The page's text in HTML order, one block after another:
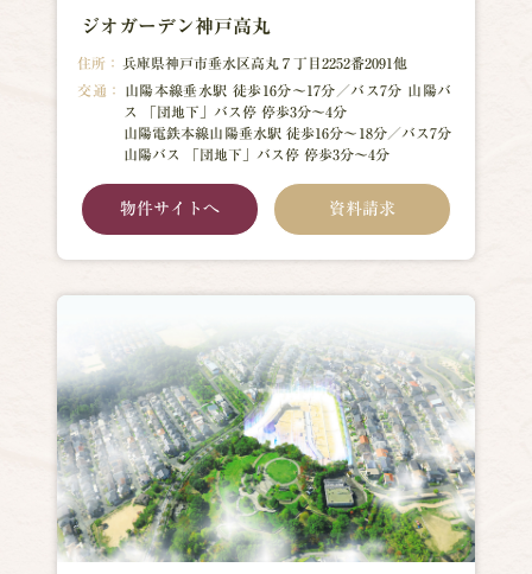
ジオガーデン神戸高丸
住所：
兵庫県神戸市垂水区高丸７丁目2252番2091他
交通：
山陽本線垂水駅 徒歩16分～17分／バス7分 山陽バ
ス 「団地下」バス停 停歩3分～4分
山陽電鉄本線山陽垂水駅 徒歩16分～18分／バス7分
山陽バス 「団地下」バス停 停歩3分～4分
物件サイトへ 資料請求